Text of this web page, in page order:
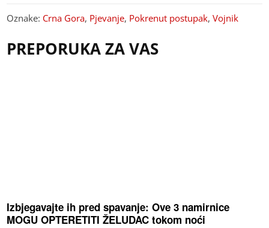
Oznake: Crna Gora, Pjevanje, Pokrenut postupak,Vojnik
PREPORUKA ZA VAS
Izbjegavajte ih pred spavanje: Ove 3 namirnice
MOGU OPTERETITI ŽELUDAC tokom noći